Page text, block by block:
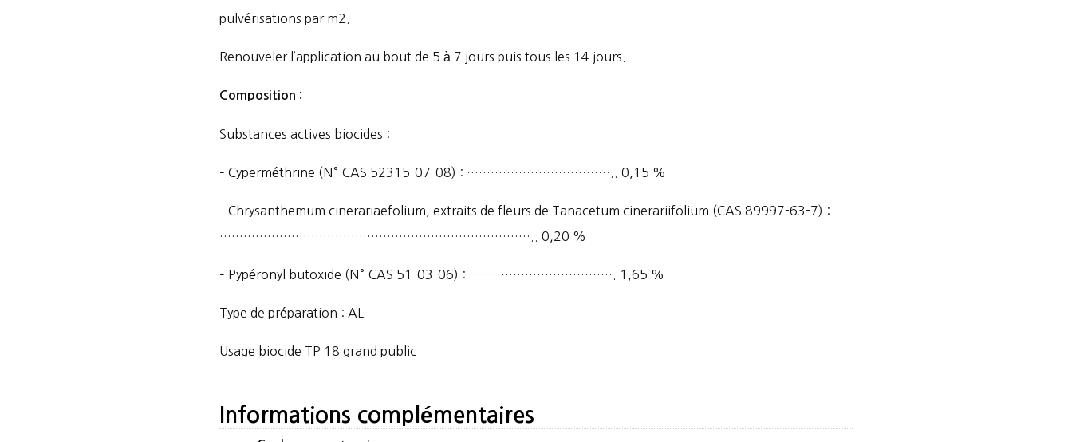
pulvérisations par m2.
Renouveler l’application au bout de 5 à 7 jours puis tous les 14 jours.
Composition :
Substances actives biocides :
– Cyperméthrine (N° CAS 52315-07-08) : ……………………………….. 0,15 %
– Chrysanthemum cinerariaefolium, extraits de fleurs de Tanacetum cinerariifolium (CAS 89997-63-7) :
…………………………………………………………………….. 0,20 %
– Pypéronyl butoxide (N° CAS 51-03-06) : ………………………………. 1,65 %
Type de préparation : AL
Usage biocide TP 18 grand public
Informations complémentaires